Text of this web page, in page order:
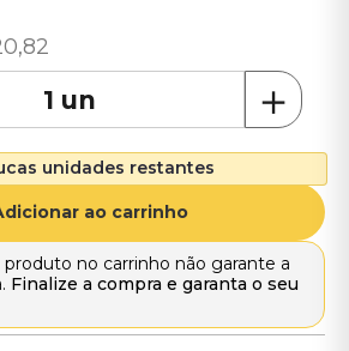
,82
＋
unidades restantes
ao carrinho
produto no carrinho não garante a
Finalize a compra e garanta o seu